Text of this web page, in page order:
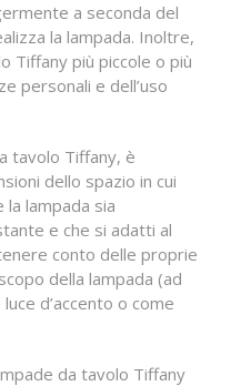
a seconda del
la lampada. Inoltre,
Tiffany più piccole o più
personali e dell’uso
tavolo Tiffany, è
dello spazio in cui
lampada sia
e che si adatti al
conto delle proprie
della lampada (ad
d’accento o come
da tavolo Tiffany